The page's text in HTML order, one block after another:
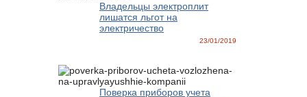
Владельцы электроплит
лишатся льгот на
электричество
23/01/2019
Поверка приборов учета